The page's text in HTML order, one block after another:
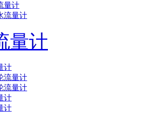
量计
流量计
量计
计
流量计
流量计
计
计